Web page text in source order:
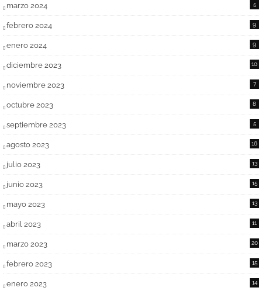
marzo 2024 5
febrero 2024 9
enero 2024 9
diciembre 2023 10
noviembre 2023 7
octubre 2023 8
septiembre 2023 5
agosto 2023 16
julio 2023 13
junio 2023 15
mayo 2023 13
abril 2023 11
marzo 2023 20
febrero 2023 15
enero 2023 14